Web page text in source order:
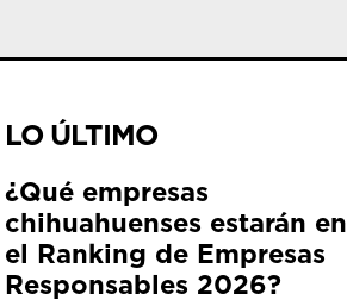
LO ÚLTIMO
¿Qué empresas
chihuahuenses estarán en
el Ranking de Empresas
Responsables 2026?